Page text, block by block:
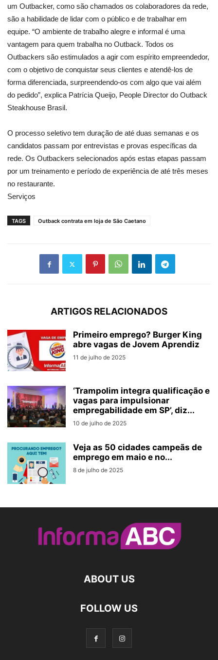
um Outbacker, como são chamados os colaboradores da rede,
são a habilidade de lidar com o público e de trabalhar em
equipe. “O ambiente de trabalho alegre e informal é uma
vantagem para quem trabalha no Outback. Todos os
Outbackers são estimulados a agir com espírito empreendedor,
com o objetivo de conquistar seus clientes e atendê-los de
forma diferenciada, surpreendendo-os com algo que vai além
do pedido”, explica Patrícia Queijo, People Director do Outback
Steakhouse Brasil.
O processo seletivo tem duração de até duas semanas e os
candidatos passam por entrevistas e provas específicas da
rede. Os Outbackers selecionados após estas etapas passam
por um treinamento e período de experiência de até três meses
no restaurante.
Serviços
TAGS Outback contrata em loja de São Caetano
ARTIGOS RELACIONADOS
Primeiro emprego? Burger King
abre vagas de Jovem Aprendiz
11 de julho de 2025
‘Trampolim integra qualificação e
vagas para impulsionar
empregabilidade em SP’, diz...
10 de julho de 2025
Veja as 50 cidades campeãs de
emprego em maio e no...
8 de julho de 2025
ABOUT US
FOLLOW US